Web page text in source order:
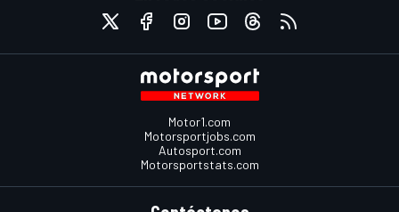
Motor1.com
Motorsportjobs.com
Autosport.com
Motorsportstats.com